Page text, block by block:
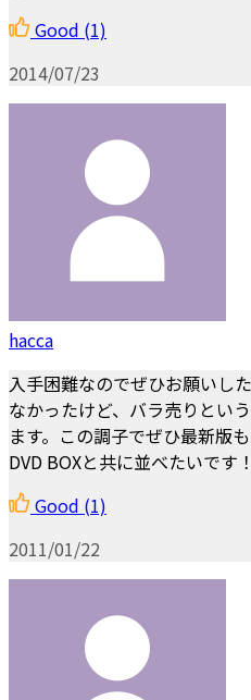
Good (1)
2014/07/23
hacca
入手困難なのでぜひお願いし
なかったけど、バラ売りとい
ます。この調子でぜひ最新版
DVD BOXと共に並べたいです
Good (1)
2011/01/22